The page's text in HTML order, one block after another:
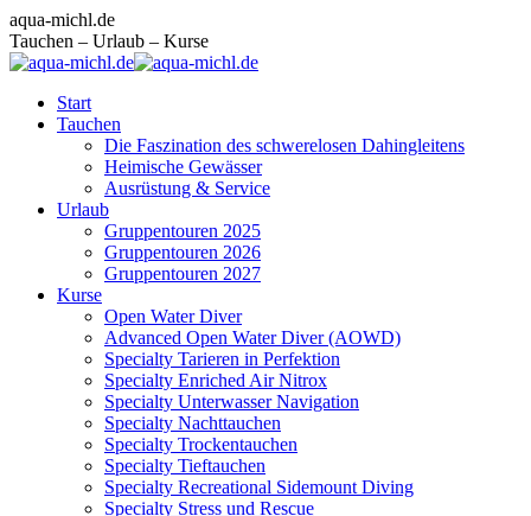
Zum
Inhalt
springen
Facebook
page
opens
new
window
Instagram
page
opens
new
window
E-
Mail
page
new
aqua-michl.de
Tauchen – Urlaub – Kurse
Start
Tauchen
Die Faszination des schwerelosen Dahingleitens
Heimische Gewässer
Ausrüstung & Service
Urlaub
Gruppentouren 2025
Gruppentouren 2026
Gruppentouren 2027
Kurse
Open Water Diver
Advanced Open Water Diver (AOWD)
Specialty Tarieren in Perfektion
Specialty Enriched Air Nitrox
Specialty Unterwasser Navigation
Specialty Nachttauchen
Specialty Trockentauchen
Specialty Tieftauchen
Specialty Recreational Sidemount Diving
Specialty Stress und Rescue